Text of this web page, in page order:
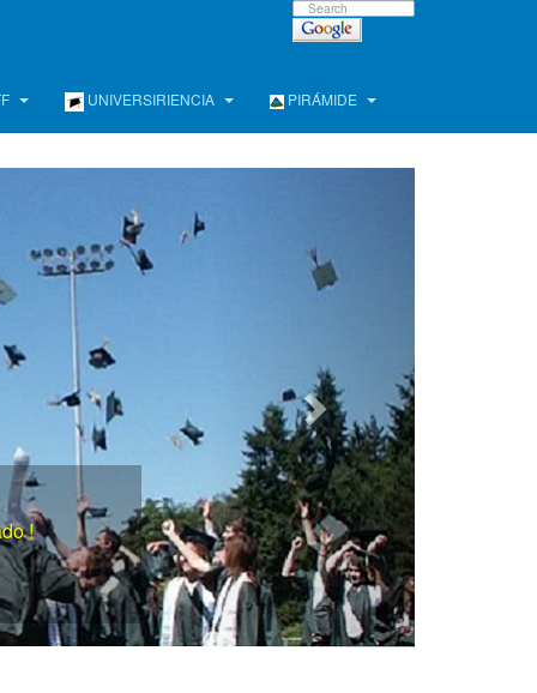
UNIVERSIRIENCIA PIRÁMIDE